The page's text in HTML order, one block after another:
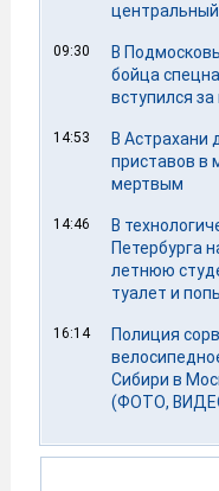
09:30
В
бойца
вступился
14:53
В Астрахани
приставов в
мертвым
14:46
В
Петербурга
летнюю
туалет и
16:14
Полиция
Сибири в
(ФОТО,